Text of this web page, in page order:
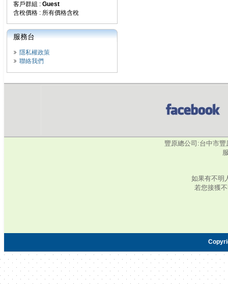
客戶群組 : Guest
含稅價格 : 所有價格含稅
服務台
隱私權政策
聯絡我們
豐原總公司:台中市豐
如果有不明
若您接獲